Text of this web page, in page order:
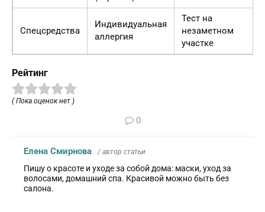
Спецсредства
Индивидуальная
аллергия
Тест на
незаметном
участке
Рейтинг
( Пока оценок нет )
0
Елена Смирнова / автор статьи
Пишу о красоте и уходе за собой дома: маски, уход за
волосами, домашний спа. Красивой можно быть без
салона.